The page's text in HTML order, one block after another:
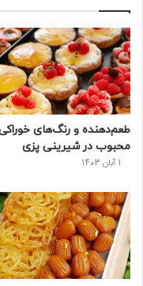
ب
و
ک
طعم‌دهنده و رنگ‌های
محبوب در شیرینی پزی
1 آبان 1403